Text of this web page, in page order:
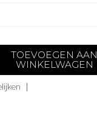
TOEVOEGEN AAN
WINKELWAGEN